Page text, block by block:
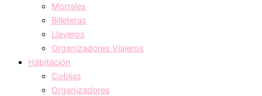
Morrales
Billeteras
Llaveros
Organizadores Viajeros
Hábitación
Cobijas
Organizadores